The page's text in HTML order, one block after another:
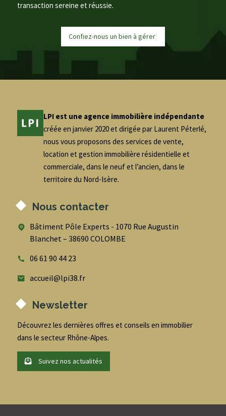
transaction sereine et réussie.
Confiez-nous un bien àgére|
LPI est une agence immobilière indépendante
créée en janvier 2020 et dirigée par Laurent Péterlé,
nous vous proposons des services de vente,
location et gestion immobilière résidentielle et
commerciale, dans le neuf et l’ancien, dans le
territoire du Nord-Isère.
Nous contacter
Bâtiment Pôle Experts - 1070 Rue Augustin
Blanchet – 38690 COLOMBE
06 61 90 44 23
accueil@lpi38.fr
Newsletter
Découvrez les dernières offres et conseils en immobilier
dans le secteur Rhône-Alpes.
Suivez nos actualités